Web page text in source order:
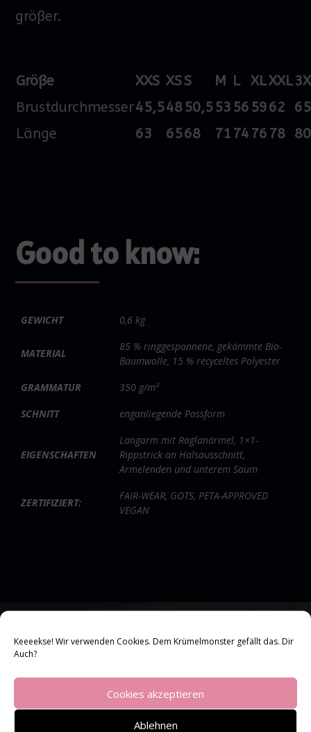
Keeeekse! Wir verwenden Cookies. Dem Krümelmonster gefällt das. Dir
Auch?
Cookies akzeptieren
Ablehnen
größer.
Größe XXS XSS M L XLXXL
Brustdurchmesser45,54850,553 56 5962
65
Länge
63 6568 71 74 76 78 80
Good to know:
GEWICHT 0,6 kg
MATERIAL
85 % ringgesponnene, gekämmte Bio-
Baumwolle, 15 % recyceltes Polyester
GRAMMATUR
350 g/m²
SCHNITT
enganliegende Passform
EIGENSCHAFTEN
Langarm mit Raglanärmel, 1×1-
Rippstrick an Halsausschnitt,
Ärmelenden und unterem Saum
ZERTIFIZIERT:
FAIR-WEAR, GOTS, PETA-APPROVED
VEGAN
Video-
Vom Anfang bis zum
Ende: Natürlich
nachhaltig!